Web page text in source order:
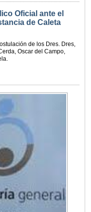
Oficial ante el
de Caleta
de los Dres. Dres,
Oscar del Campo,